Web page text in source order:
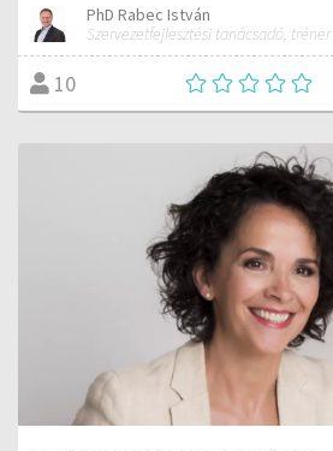
PhD Rabec István
Szervezetfejlesztési tanácsadó, tréner
10